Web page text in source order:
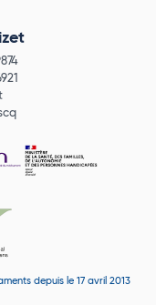
depuis le 17 avril 2013